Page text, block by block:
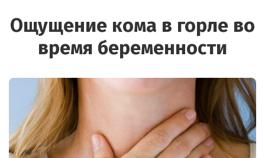
Ощущение кома в горле во
время беременности
Ваш телефон:*
Ваш e-mail:*
Я согласен на обработку моих персональных данных